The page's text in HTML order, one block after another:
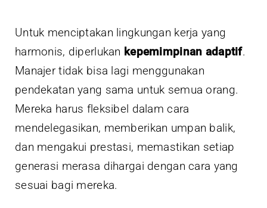
Untuk menciptakan lingkungan kerja yang
harmonis, diperlukan kepemimpinan adaptif.
Manajer tidak bisa lagi menggunakan
pendekatan yang sama untuk semua orang.
Mereka harus fleksibel dalam cara
mendelegasikan, memberikan umpan balik,
dan mengakui prestasi, memastikan setiap
generasi merasa dihargai dengan cara yang
sesuai bagi mereka.